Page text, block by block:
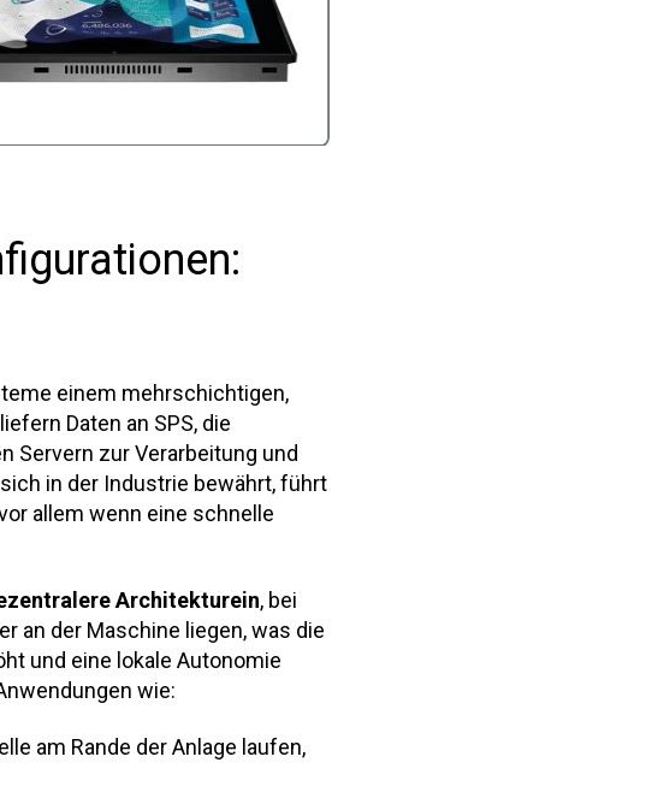
einem mehrschichtigen,
Daten an SPS, die
Servern zur Verarbeitung und
in der Industrie bewährt, führt
allem wenn eine schnelle
Architekturein, bei
an der Maschine liegen, was die
und eine lokale Autonomie
wie:
am Rande der Anlage laufen,